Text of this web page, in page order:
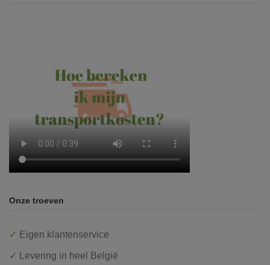
Onze troeven
✓ Eigen klantenservice
✓ Levering in heel België